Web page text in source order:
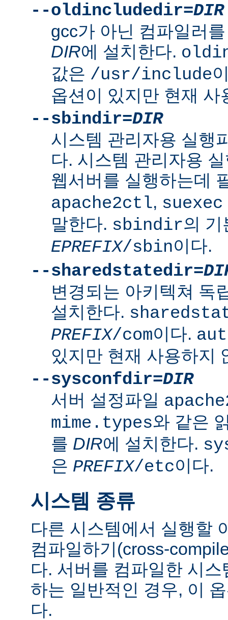
--oldincludedir=DIR
gcc가 아닌 컴파일러
DIR에 설치한다.
값은 /usr/include
옵션이 있지만 현재 사
--sbindir=DIR
시스템 관리자용 실행
다. 시스템 관리자용
웹서버를 실행하는데
apache2ctl, suexec
말한다. sbindir의 기
EPREFIX/sbin이다.
--sharedstatedir=
변경되는 아키텍쳐 독
설치한다.
PREFIX/com이다.
있지만 현재 사용하지
--sysconfdir=DIR
서버 설정파일
mime.types와 같은
를 DIR에 설치한다.
은 PREFIX/etc이다.
시스템 종류
다른 시스템에서 실행할
컴파일하기(cross-
다. 서버를 컴파일한 시
하는 일반적인 경우, 이
다.